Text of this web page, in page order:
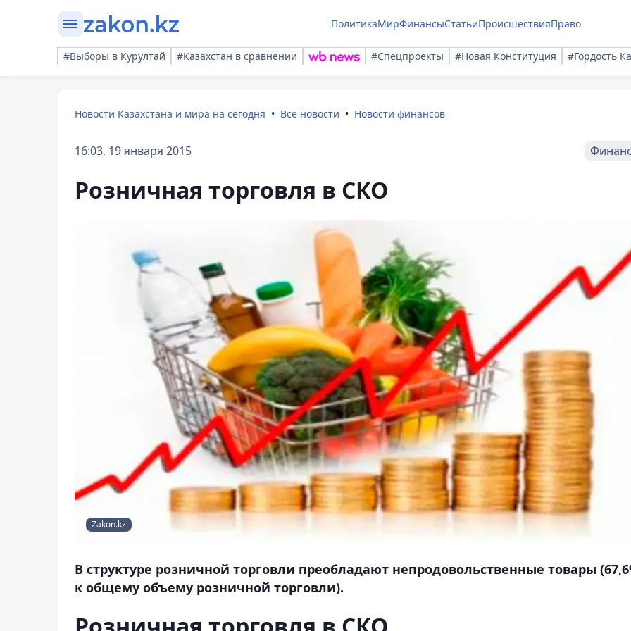
ПолитикаМирФинансыСтатьиПроисшествияПраво
#Выборы в Курултай #Казахстан в сравнении #Спецпроекты #Новая Конституция #Гордость
Новости Казахстана и мира на сегодня Все новости Новости финансов
16:03, 19 января 2015
Розничная торговля в СКО
Zakon.kz
В структуре розничной торговли преобладают непродовольственные товары
к общему объему розничной торговли).